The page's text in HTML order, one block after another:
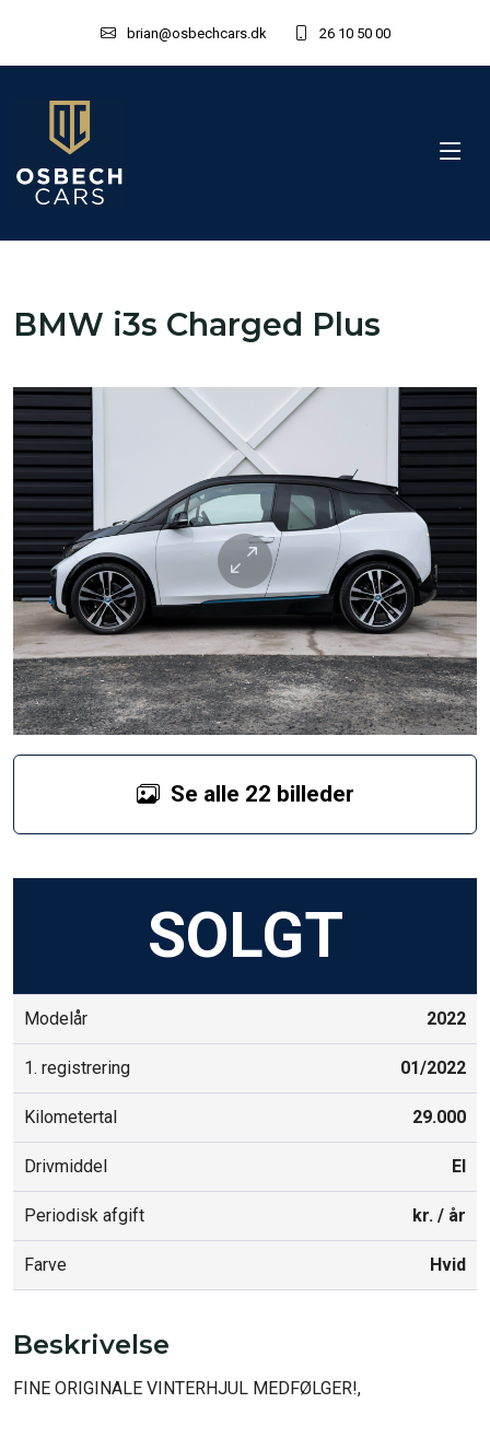
brian@osbechcars.dk 26 10 50 00
BMW i3s Charged Plus
Se alle 22 billeder
SOLGT
Modelår 2022
1. registrering 01/2022
Kilometertal 29.000
Drivmiddel El
Periodisk afgift kr. / år
Farve Hvid
Beskrivelse
FINE ORIGINALE VINTERHJUL MEDFØLGER!,